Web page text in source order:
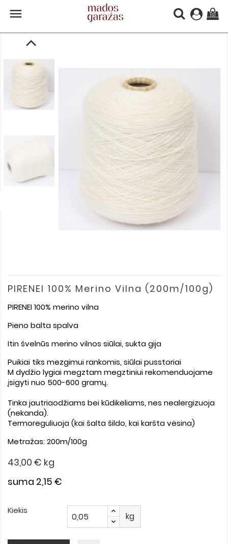
 (0)
PIRENEI 100% Merino Vilna (200m/100g)
PIRENEI 100% merino vilna
Pieno balta spalva
Itin švelnūs merino vilnos siūlai, sukta gija
Puikiai tiks mezgimui rankomis, siūlai pusstoriai
M dydžio lygiai megztam megztiniui rekomenduojame
įsigyti nuo 500-600 gramų.
Tinka jautriaodžiams bei kūdikėliams, nes nealergizuoja
(nekanda).
Termoreguliuoja (kai šalta šildo, kai karšta vėsina)
Metražas: 200m/100g
43,00 € kg
suma 2,15 €
Kiekis
kg